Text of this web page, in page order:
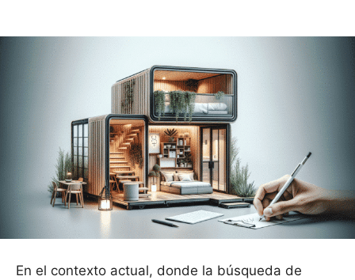
En el contexto actual, donde la búsqueda de